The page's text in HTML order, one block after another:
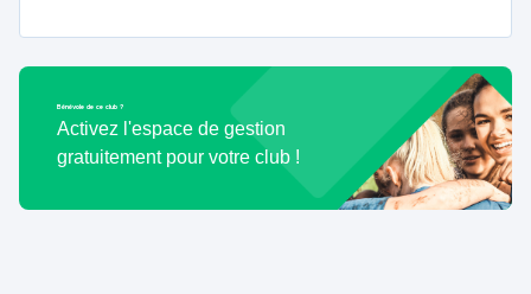
Bénévole de ce club ?
Activez l'espace de gestion
gratuitement pour votre club !